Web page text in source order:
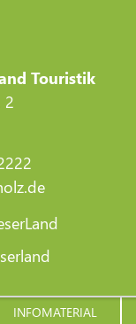
Touristik
2
INFOMATERIAL